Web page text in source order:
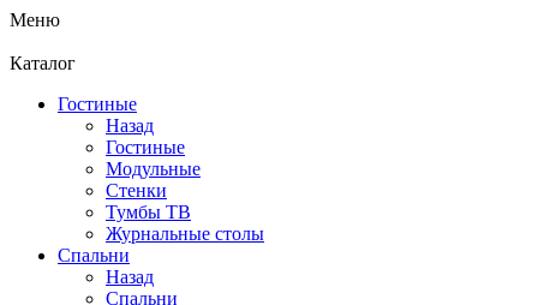
Меню
Каталог
Гостиные
Назад
Гостиные
Модульные
Стенки
Тумбы ТВ
Журнальные столы
Спальни
Назад
Спальни